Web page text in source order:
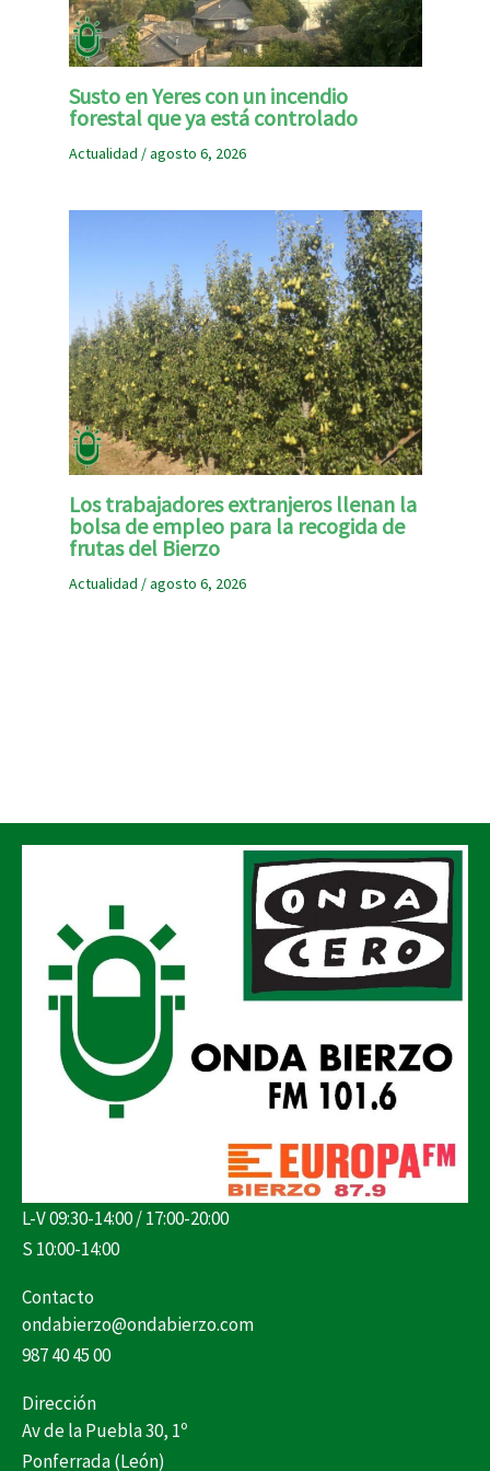
Susto en Yeres con un incendio
forestal que ya está controlado
Actualidad /agosto 6, 2026
Los trabajadores extranjeros llenan la
bolsa de empleo para la recogida de
frutas del Bierzo
Actualidad /agosto 6, 2026
L-V 09:30-14:00 / 17:00-20:00
S 10:00-14:00
Contacto
ondabierzo@ondabierzo.com
987 40 45 00
Dirección
Av de la Puebla 30, 1º
Ponferrada (León)